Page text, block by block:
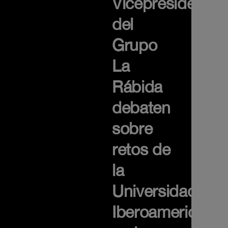
del
Grupo
La
Rábida
debaten
sobre
retos de
la
Universidad
Iberoamericana